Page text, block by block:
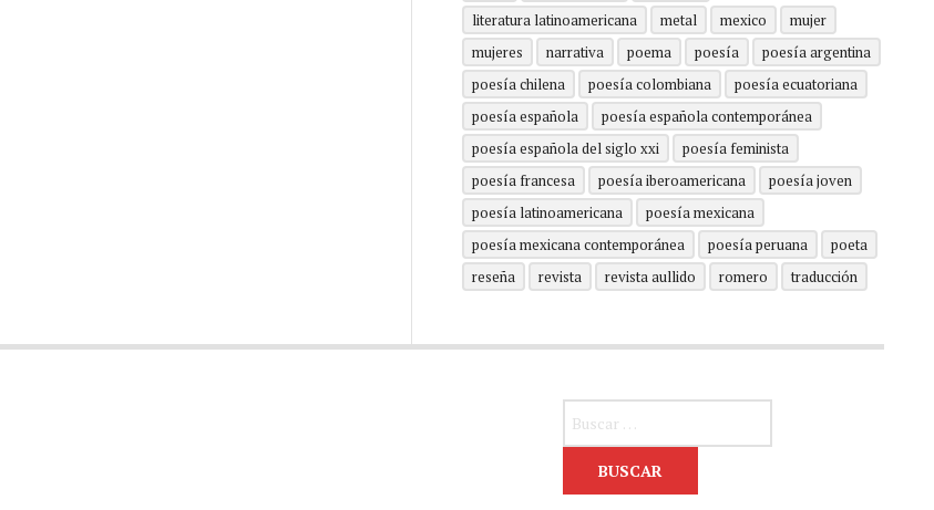
literatura latinoamericana
metal mexico
mujer
mujeres
narrativa poema poesía
poesía argentina
poesía chilena
poesía colombiana
poesía ecuatoriana
poesía española
poesía española contemporánea
poesía española del siglo xxi
poesía feminista
poesía francesa
poesía iberoamericana
poesía joven
poesía latinoamericana
poesía mexicana
poesía mexicana contemporánea
poesía peruana
poeta
reseña
revista revista aullido romero traducción